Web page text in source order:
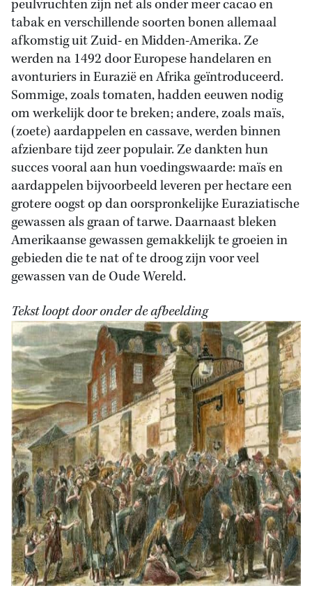
peulvruchten zijn net als onder meer cacao en
tabak en verschillende soorten bonen allemaal
afkomstig uit Zuid- en Midden-Amerika. Ze
werden na 1492 door Europese handelaren en
avonturiers in Eurazië en Afrika geïntroduceerd.
Sommige, zoals tomaten, hadden eeuwen nodig
om werkelijk door te breken; andere, zoals maïs,
(zoete) aardappelen en cassave, werden binnen
afzienbare tijd zeer populair. Ze dankten hun
succes vooral aan hun voedingswaarde: maïs en
aardappelen bijvoorbeeld leveren per hectare een
grotere oogst op dan oorspronkelijke Euraziatische
gewassen als graan of tarwe. Daarnaast bleken
Amerikaanse gewassen gemakkelijk te groeien in
gebieden die te nat of te droog zijn voor veel
gewassen van de Oude Wereld.
Tekst loopt door onder de afbeelding